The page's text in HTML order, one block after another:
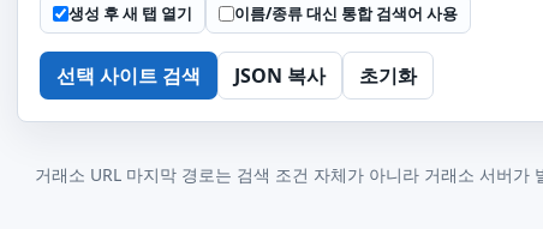
생성 후 새 탭 열기 이름/종류 대신 통합 검색어 사용
선택 사이트 검색 JSON 복사 초기화
거래소 URL 마지막 경로는 검색 조건 자체가 아니라 거래소 서버